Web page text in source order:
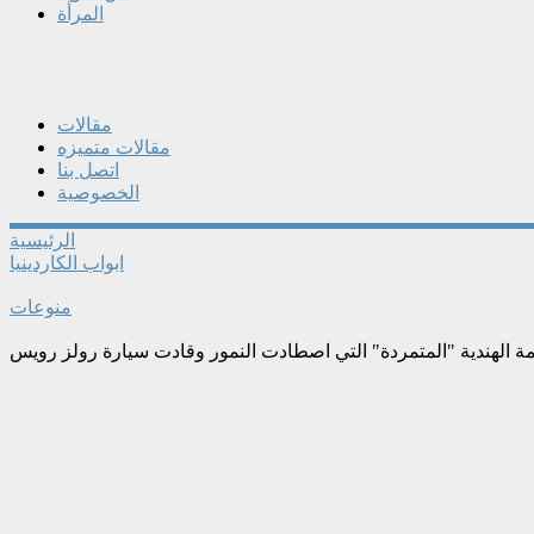
المرأة
مقالات
مقالات متميزه
اتصل بنا
الخصوصية
الرئيسية
ابواب الكاردينيا
منوعات
الهندية "المتمردة" التي اصطادت النمور وقادت سيارة رولز رويس